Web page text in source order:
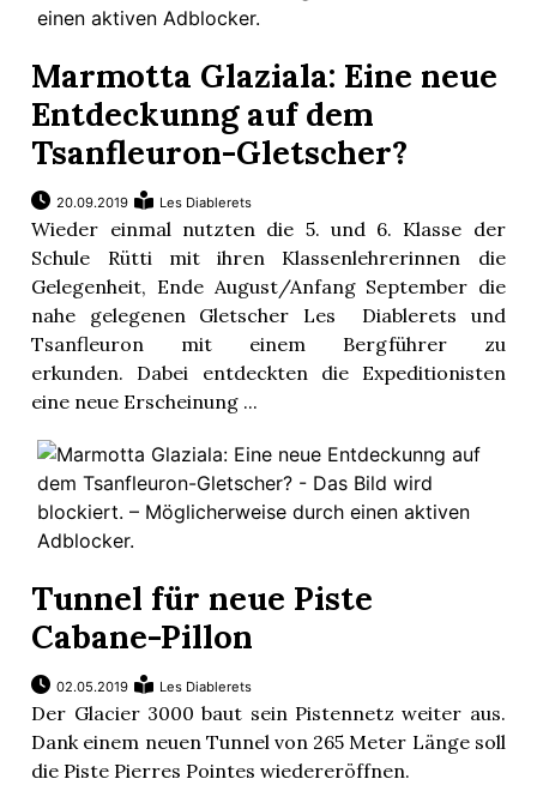
Marmotta Glaziala: Eine neue
Entdeckunng auf dem
Tsanfleuron-Gletscher?
20.09.2019 Les Diablerets
Wieder einmal nutzten die 5. und 6. Klasse der
Schule Rütti mit ihren Klassenlehrerinnen die
Gelegenheit, Ende August/Anfang September die
nahe gelegenen Gletscher Les Diablerets und
Tsanfleuron mit einem Bergführer zu
erkunden. Dabei entdeckten die Expeditionisten
eine neue Erscheinung ...
Tunnel für neue Piste
Cabane-Pillon
02.05.2019 Les Diablerets
Der Glacier 3000 baut sein Pistennetz weiter aus.
Dank einem neuen Tunnel von 265 Meter Länge soll
die Piste Pierres Pointes wiedereröffnen.